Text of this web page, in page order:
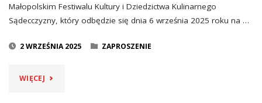
Z
Małopolskim Festiwalu Kultury i Dziedzictwa Kulinarnego
Sądecczyzny, który odbędzie się dnia 6 września 2025 roku na …
2 WRZEŚNIA 2025 ZAPROSZENIE
WIĘCEJ"ZAPROSZENIE